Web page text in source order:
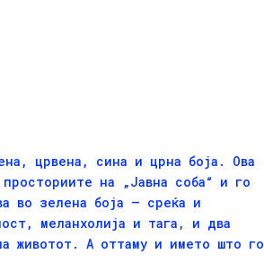
црвена, сина и црна боја. Ова
на „Јавна соба“ и го
во зелена боја – среќа и
меланхолија и тага, и два
животот. А оттаму и името што го